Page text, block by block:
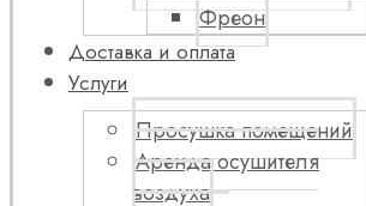
Фреон
Доставка и оплата
Услуги
Просушка помещений
Аренда осушителя
воздуха